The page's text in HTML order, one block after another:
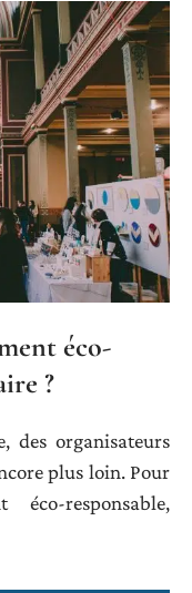
éco-
?
des organisateurs
plus loin. Pour
éco-responsable,